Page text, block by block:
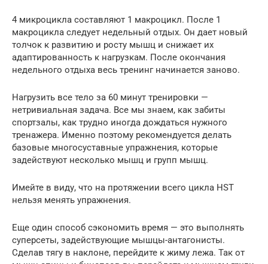
4 микроцикла составляют 1 макроцикл. После 1
макроцикла следует недельный отдых. Он дает новый
толчок к развитию и росту мышц и снижает их
адаптированность к нагрузкам. После окончания
недельного отдыха весь тренинг начинается заново.
Нагрузить все тело за 60 минут тренировки —
нетривиальная задача. Все мы знаем, как забиты
спортзалы, как трудно иногда дождаться нужного
тренажера. Именно поэтому рекомендуется делать
базовые многосуставные упражнения, которые
задействуют несколько мышц и групп мышц.
Имейте в виду, что на протяжении всего цикла HST
нельзя менять упражнения.
Еще один способ сэкономить время — это выполнять
суперсеты, задействующие мышцы-антагонисты.
Сделав тягу в наклоне, перейдите к жиму лежа. Так от